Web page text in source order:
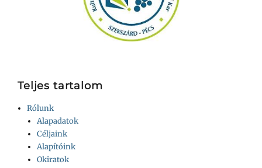
Teljes tartalom
Rólunk
Alapadatok
Céljaink
Alapítóink
Okiratok